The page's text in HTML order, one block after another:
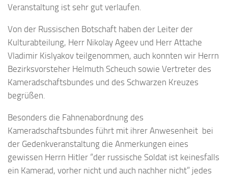
Veranstaltung ist sehr gut verlaufen.
Von der Russischen Botschaft haben der Leiter der
Kulturabteilung, Herr Nikolay Ageev und Herr Attache
Vladimir Kislyakov teilgenommen, auch konnten wir Herrn
Bezirksvorsteher Helmuth Scheuch sowie Vertreter des
Kameradschaftsbundes und des Schwarzen Kreuzes
begrüßen.
Besonders die Fahnenabordnung des
Kameradschaftsbundes führt mit ihrer Anwesenheit bei
der Gedenkveranstaltung die Anmerkungen eines
gewissen Herrn Hitler “der russische Soldat ist keinesfalls
ein Kamerad, vorher nicht und auch nachher nicht” jedes